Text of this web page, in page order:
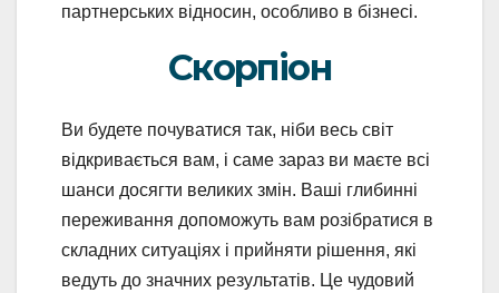
партнерських відносин, особливо в бізнесі.
Скорпіон
Ви будете почуватися так, ніби весь світ
відкривається вам, і саме зараз ви маєте всі
шанси досягти великих змін. Ваші глибинні
переживання допоможуть вам розібратися в
складних ситуаціях і прийняти рішення, які
ведуть до значних результатів. Це чудовий